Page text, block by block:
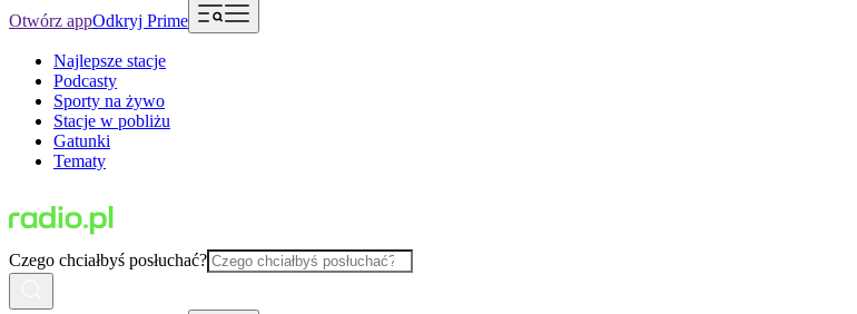
Otwórz appOdkryj Prime
Najlepsze stacje
Podcasty
Sporty na żywo
Stacje w pobliżu
Gatunki
Tematy
Czego chciałbyś posłuchać?